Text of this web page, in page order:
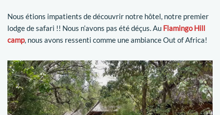
Nous étions impatients de découvrir notre hôtel, notre premier
lodge de safari !! Nous n’avons pas été déçus. Au Flamingo Hill
camp, nous avons ressenti comme une ambiance Out of Africa!